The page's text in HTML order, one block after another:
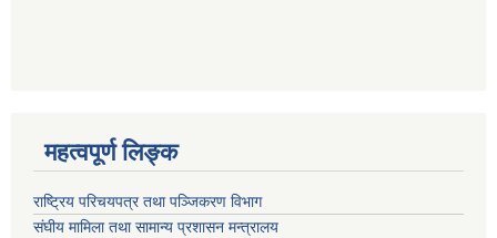
महत्वपूर्ण लि‍‍‍‍‍‌ङ्क
राष्ट्रिय परिचयपत्र तथा पञ्जिकरण विभाग
संघीय मामिला तथा सामान्य प्रशासन मन्त्रालय